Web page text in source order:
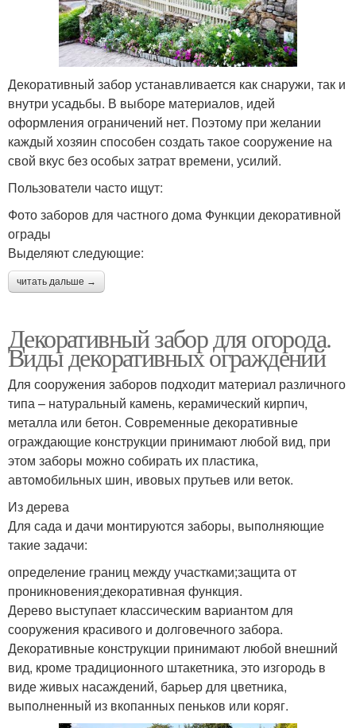
Декоративный забор устанавливается как снаружи, так и
внутри усадьбы. В выборе материалов, идей
оформления ограничений нет. Поэтому при желании
каждый хозяин способен создать такое сооружение на
свой вкус без особых затрат времени, усилий.
Пользователи часто ищут:
Фото заборов для частного дома Функции декоративной
ограды
Выделяют следующие:
читать дальше →
Декоративный забор для огорода.
Виды декоративных ограждений
Для сооружения заборов подходит материал различного
типа – натуральный камень, керамический кирпич,
металла или бетон. Современные декоративные
ограждающие конструкции принимают любой вид, при
этом заборы можно собирать их пластика,
автомобильных шин, ивовых прутьев или веток.
Из дерева
Для сада и дачи монтируются заборы, выполняющие
такие задачи:
определение границ между участками;защита от
проникновения;декоративная функция.
Дерево выступает классическим вариантом для
сооружения красивого и долговечного забора.
Декоративные конструкции принимают любой внешний
вид, кроме традиционного штакетника, это изгородь в
виде живых насаждений, барьер для цветника,
выполненный из вкопанных пеньков или коряг.